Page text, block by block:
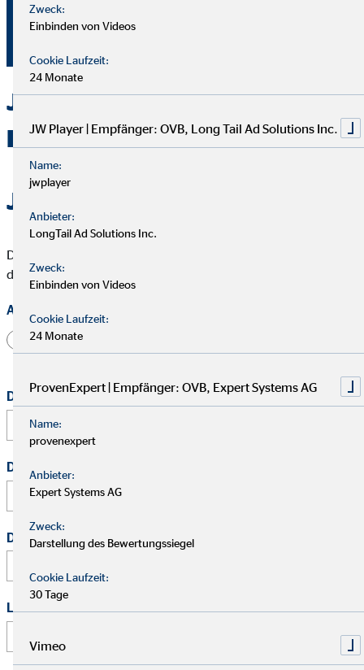
Aufstiegsmöglichkeiten durch Ausbildung und Praxis.
Unterstützung bekommst du von deinem Team und deiner
Jetzt bei OVB in Celle als
Berater durchstarten
Jetzt bewerben
Die mit * gekennzeichneten Felder müssen ausgefüllt werden,
damit wir Deine Bewerbung bearbeiten können.
Anrede
Herr
Dein vollständiger Name *
Deine E-Mail Adresse
Deine Telefonnummer
Link zu Deinem Business-Profil (Xing / LinkedIn / andere)
Zweck:
Einbinden von Videos
Cookie Laufzeit:
24 Monate
JW Player | Empfänger: OVB, Long Tail Ad Solutions Inc.
Name:
jwplayer
Anbieter:
LongTail Ad Solutions Inc.
Zweck:
Einbinden von Videos
Cookie Laufzeit:
24 Monate
ProvenExpert | Empfänger: OVB, Expert Systems AG
Name:
provenexpert
Anbieter:
Expert Systems AG
Zweck:
Darstellung des Bewertungssiegel
Cookie Laufzeit:
30 Tage
Vimeo